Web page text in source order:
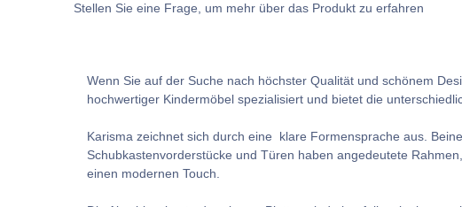
Stellen Sie eine Frage, um mehr über das Produkt zu erfahren
Wenn Sie auf der Suche nach höchster Qualität und schönem
hochwertiger Kindermöbel spezialisiert und bietet die
Karisma zeichnet sich durch eine klare Formensprache aus.
Schubkastenvorderstücke und Türen haben angedeutete
einen modernen Touch.